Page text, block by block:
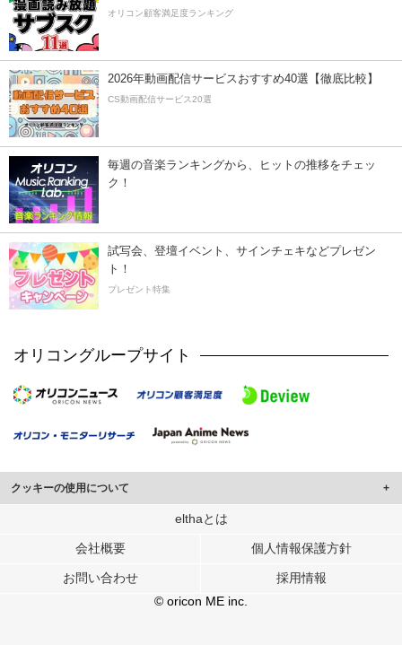
オリコン顧客満足度ランキング
2026年動画配信サービスおすすめ40選【徹底比較】
CS動画配信サービス20選
毎週の音楽ランキングから、ヒットの推移をチェッ
ク！
試写会、登壇イベント、サインチェキなどプレゼン
ト！
プレゼント特集
オリコングループサイト
クッキーの使用について
このサイトでは Cookie を使用して、ユーザーに合わせたコンテンツや広告の
行っています。
メディアや広告配信、データ解析の各パートナーに提供しています。
ユーザーが各パートナーのサービスを使用したときに収集した他の情報を組み
elthaとは
会社概要 個人情報保護方針
お問い合わせ
採用情報
© oricon ME inc.